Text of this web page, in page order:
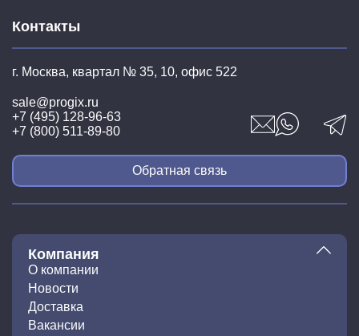
Контакты
г. Москва, квартал № 35, 10, офис 522
sale@progix.ru
+7 (495) 128-96-63
+7 (800) 511-89-80
Обратная связь
Компания
О компании
Новости
Доставка
Вакансии